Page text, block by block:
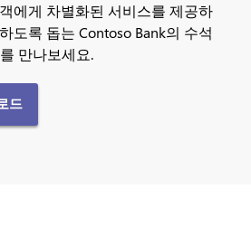
에게 차별화된 서비스를 제공하
도록 돕는 Contoso Bank의 수석
만나보세요.
드